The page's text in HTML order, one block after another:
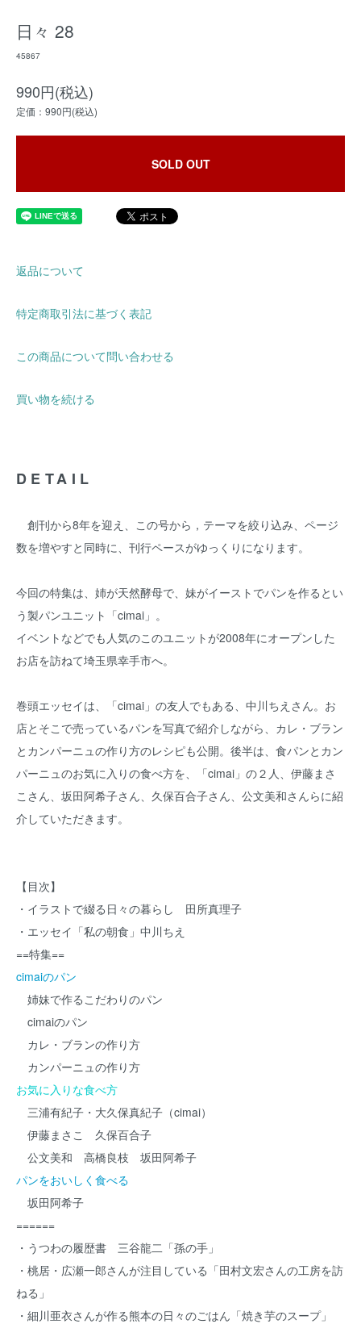
日々 28
45867
990円(税込)
定価：990円(税込)
SOLD OUT
返品について
特定商取引法に基づく表記
この商品について問い合わせる
買い物を続ける
DETAIL
創刊から8年を迎え、この号から，テーマを絞り込み、ページ
数を増やすと同時に、刊行ペースがゆっくりになります。
今回の特集は、姉が天然酵母で、妹がイーストでパンを作るとい
う製パンユニット「cimai」。
イベントなどでも人気のこのユニットが2008年にオープンした
お店を訪ねて埼玉県幸手市へ。
巻頭エッセイは、「cimai」の友人でもある、中川ちえさん。お
店とそこで売っているパンを写真で紹介しながら、カレ・ブラン
とカンパーニュの作り方のレシピも公開。後半は、食パンとカン
パーニュのお気に入りの食べ方を、「cimai」の２人、伊藤まさ
こさん、坂田阿希子さん、久保百合子さん、公文美和さんらに紹
介していただきます。
【目次】
・イラストで綴る日々の暮らし 田所真理子
・エッセイ「私の朝食」中川ちえ
==特集==
cimaiのパン
姉妹で作るこだわりのパン
cimaiのパン
カレ・ブランの作り方
カンパーニュの作り方
お気に入りな食べ方
三浦有紀子・大久保真紀子（cimai）
伊藤まさこ 久保百合子
公文美和 高橋良枝 坂田阿希子
パンをおいしく食べる
坂田阿希子
======
・うつわの履歴書 三谷龍二「孫の手」
・桃居・広瀬一郎さんが注目している「田村文宏さんの工房を訪
ねる」
・細川亜衣さんが作る熊本の日々のごはん「焼き芋のスープ」